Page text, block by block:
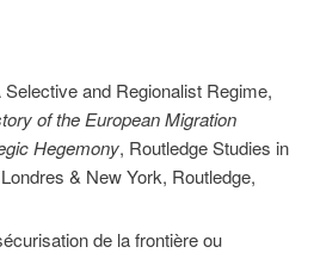
and Regionalist Regime,
of the European Migration
Hegemony, Routledge Studies in
& New York, Routledge,
de la frontière ou